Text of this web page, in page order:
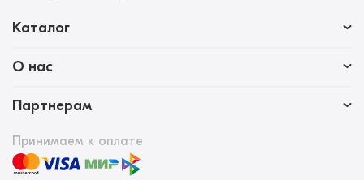
Каталог
О нас
Партнерам
Принимаем к оплате